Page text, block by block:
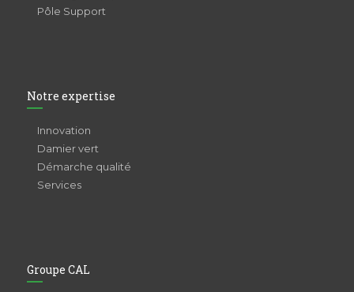
Pôle Support
Notre expertise
Innovation
Damier vert
Démarche qualité
Services
Groupe CAL